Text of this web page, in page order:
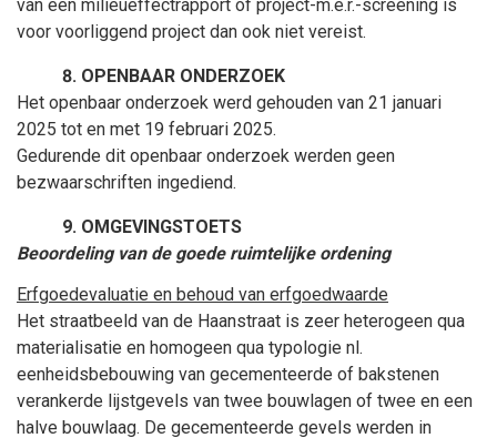
van een milieueffectrapport of project-m.e.r.-screening is
voor voorliggend project dan ook niet vereist.
OPENBAAR ONDERZOEK
Het openbaar onderzoek werd gehouden van 21 januari
2025 tot en met 19 februari 2025.
Gedurende dit openbaar onderzoek werden geen
bezwaarschriften ingediend.
OMGEVINGSTOETS
Beoordeling van de goede ruimtelijke ordening
Erfgoedevaluatie en behoud van erfgoedwaarde
Het straatbeeld van de Haanstraat is zeer heterogeen qua
materialisatie en homogeen qua typologie nl.
eenheidsbebouwing van gecementeerde of bakstenen
verankerde lijstgevels van twee bouwlagen of twee en een
halve bouwlaag. De gecementeerde gevels werden in